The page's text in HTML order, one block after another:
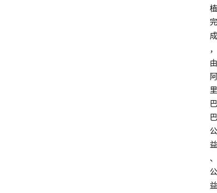
植
完
成
，
由
阿
里
巴
巴
公
益
、
公
益